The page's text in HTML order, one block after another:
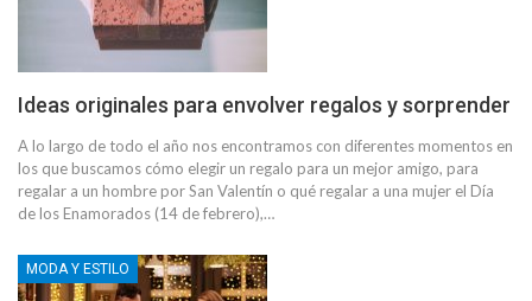
Ideas originales para envolver regalos y sorprender
A lo largo de todo el año nos encontramos con diferentes momentos en
los que buscamos cómo elegir un regalo para un mejor amigo, para
regalar a un hombre por San Valentín o qué regalar a una mujer el Día
de los Enamorados (14 de febrero),…
MODA Y ESTILO